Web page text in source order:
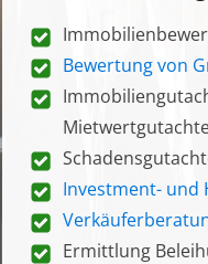
Bewertung von
Investment- und
Ermittlung